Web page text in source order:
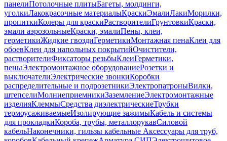
панелиПотолочные плитыБагеты, молдинги,
уголкиЛакокрасочные материалыКраскиЭмалиЛакиМорилки,
пропиткиКолеры для краскиРастворителиГрунтовкиКраски,
эмали аэрозольныеКраски, эмалиПены, клеи,
герметикиЖидкие гвоздиГерметикиМонтажная пенаКлеи для
обоевКлеи для напольных покрытийОчистители,
растворителиФиксаторы резьбыКлеиГерметики,
пеныЭлектромонтажное оборудованиеРозетки и
выключателиЭлектрические звонкиКоробки
распределительные и подрозетникиЭлектропатроныВилки,
штепселиМолниеприемникиЗаземлениеЭлектромонтажные
изделияКлеммыСредства диэлектрическиеТрубки
термоусаживаемыеИзолирующие зажимыКабель и системы
для прокладкиКороба, трубы, металлорукавСиловой
кабельНаконечники, гильзы кабельные Аксессуары для труб,